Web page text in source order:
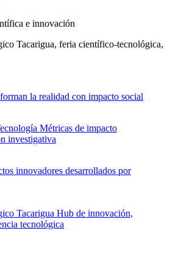
e innovación
Tacarigua, feria científico-tecnológica,
la realidad con impacto social
Métricas de impacto
investigativa
innovadores desarrollados por
Tacarigua Hub de innovación,
tecnológica